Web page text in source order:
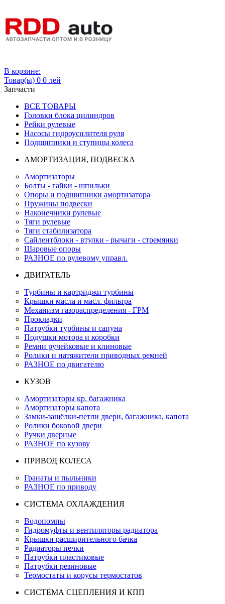
В корзине:
Товар(ы) 0 0 лей
Запчасти
ВСЕ ТОВАРЫ
Головки блока цилиндров
Рейки рулевые
Насосы гидроусилителя руля
Подшипники и ступицы колеса
АМОРТИЗАЦИЯ, ПОДВЕСКА
Амортизаторы
Болты - гайки - шпильки
Опоры и подшипники амортизатора
Пружины подвески
Наконечники рулевые
Тяги рулевые
Тяги стабилизатора
Сайлентблоки - втулки - рычаги - стремянки
Шаровые опоры
РАЗНОЕ по рулевому управл.
ДВИГАТЕЛЬ
Турбины и картриджи турбины
Крышки масла и масл. фильтра
Механизм газораспределения - ГРМ
Прокладки
Патрубки турбины и сапуна
Подушки мотора и коробки
Ремни ручейковые и клиновые
Ролики и натяжители приводных ремней
РАЗНОЕ по двигателю
КУЗОВ
Амортизаторы кр. багажника
Амортизаторы капота
Замки-защёлки-петли двери, багажника, капота
Ролики боковой двери
Ручки дверные
РАЗНОЕ по кузову
ПРИВОД КОЛЕСА
Гранаты и пыльники
РАЗНОЕ по приводу
СИСТЕМА ОХЛАЖДЕНИЯ
Водопомпы
Гидромуфты и вентиляторы радиатора
Крышки расширительного бачка
Радиаторы печки
Патрубки пластиковые
Патрубки резиновые
Термостаты и корусы термостатов
СИСТЕМА СЦЕПЛЕНИЯ И КПП